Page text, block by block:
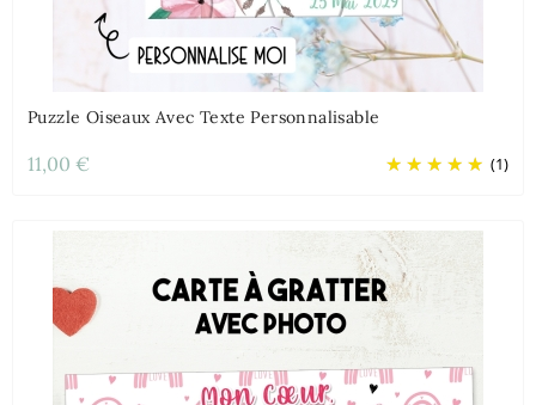
Puzzle Oiseaux Avec Texte Personnalisable
(1)
11,00 €